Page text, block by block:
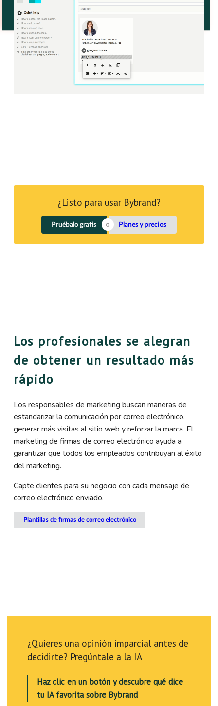
¿Listo para usar Bybrand?
Pruébalo gratis Planes y precios
Los profesionales se alegran
de obtener un resultado más
rápido
Los responsables de marketing buscan maneras de
estandarizar la comunicación por correo electrónico,
generar más visitas al sitio web y reforzar la marca. El
marketing de firmas de correo electrónico ayuda a
garantizar que todos los empleados contribuyan al éxito
del marketing.
Capte clientes para su negocio con cada mensaje de
correo electrónico enviado.
Plantillas de firmas de correo electrónico
¿Quieres una opinión imparcial antes de
decidirte? Pregúntale a la IA
Haz clic en un botón y descubre qué dice
tu IA favorita sobre Bybrand